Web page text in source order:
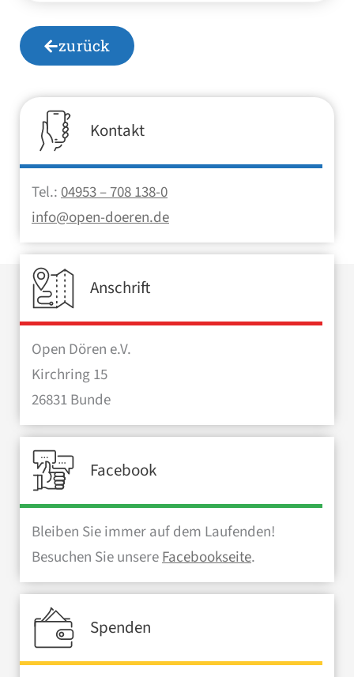
zurück
Kontakt
Tel.:04953 – 708 138-0
info@open-doeren.de
Anschrift
Open Dören e.V.
Kirchring 15
26831 Bunde
Facebook
Bleiben Sie immer auf dem Laufenden!
Besuchen Sie unsereFacebookseite.
Spenden